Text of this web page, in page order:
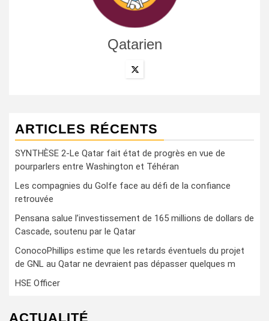
Qatarien
ARTICLES RÉCENTS
SYNTHÈSE 2-Le Qatar fait état de progrès en vue de
pourparlers entre Washington et Téhéran
Les compagnies du Golfe face au défi de la confiance
retrouvée
Pensana salue l’investissement de 165 millions de dollars de
Cascade, soutenu par le Qatar
ConocoPhillips estime que les retards éventuels du projet
de GNL au Qatar ne devraient pas dépasser quelques m
HSE Officer
ACTUALITÉ